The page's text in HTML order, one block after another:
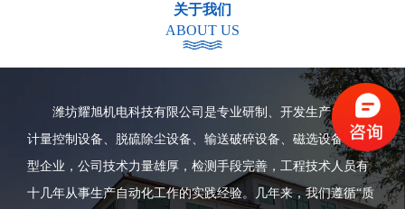
关于我们
ABOUT US
潍坊耀旭机电科技有限公司是专业研制、开发生产自动化
计量控制设备、脱硫除尘设备、输送破碎设备、磁选设备等大
型企业，公司技术力量雄厚，检测手段完善，工程技术人员有
十几年从事生产自动化工作的实践经验。几年来，我们遵循“质